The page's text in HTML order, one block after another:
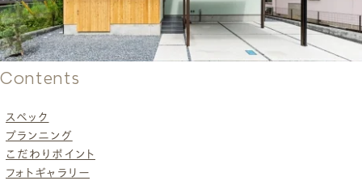
Contents
スペック
プランニング
こだわりポイント
フォトギャラリー